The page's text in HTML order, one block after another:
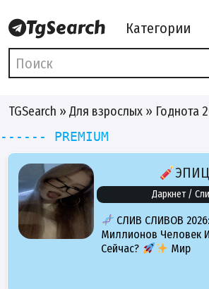
Категории
TGSearch » Для взрослых » Годнота
------ PREMIUM
Даркнет /
СЛИВ СЛИВОВ
Миллионов Человек
Сейчас?
Мир